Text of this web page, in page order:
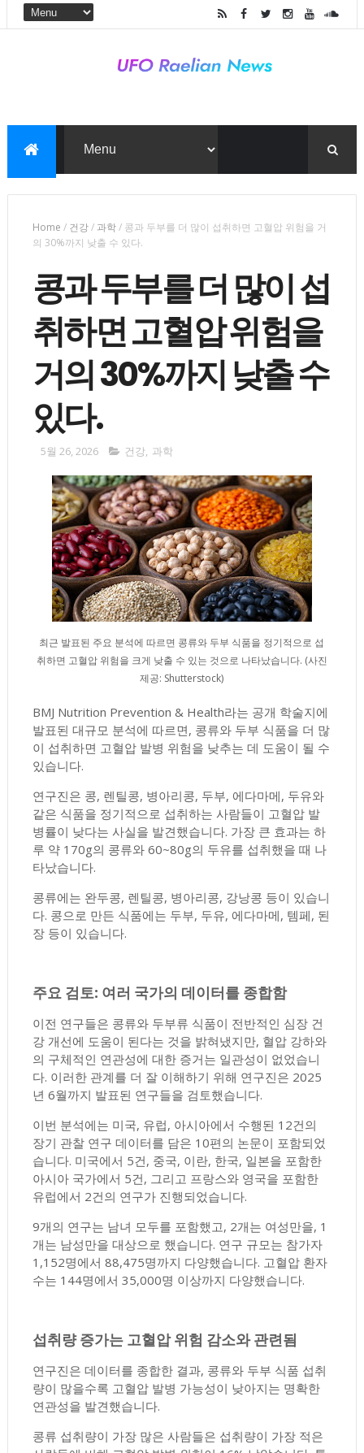
Home / 건강/ 과학/ 콩과 두부를 더 많이 섭취하면 고혈압 위험을 거
의 30%까지 낮출 수 있다.
콩과 두부를 더 많이 섭
취하면 고혈압 위험을
거의 30%까지 낮출 수
있다.
5월 26, 2026 건강, 과학
최근 발표된 주요 분석에 따르면 콩류와 두부 식품을 정기적으로 섭
취하면 고혈압 위험을 크게 낮출 수 있는 것으로 나타났습니다. (사진
제공: Shutterstock)
BMJ Nutrition Prevention & Health라는 공개 학술지에
발표된 대규모 분석에 따르면, 콩류와 두부 식품을 더 많
이 섭취하면 고혈압 발병 위험을 낮추는 데 도움이 될 수
있습니다.
연구진은 콩, 렌틸콩, 병아리콩, 두부, 에다마메, 두유와
같은 식품을 정기적으로 섭취하는 사람들이 고혈압 발
병률이 낮다는 사실을 발견했습니다. 가장 큰 효과는 하
루 약 170g의 콩류와 60~80g의 두유를 섭취했을 때 나
타났습니다.
콩류에는 완두콩, 렌틸콩, 병아리콩, 강낭콩 등이 있습니
다. 콩으로 만든 식품에는 두부, 두유, 에다마메, 템페, 된
장 등이 있습니다.
주요 검토: 여러 국가의 데이터를 종합함
이전 연구들은 콩류와 두부류 식품이 전반적인 심장 건
강 개선에 도움이 된다는 것을 밝혀냈지만, 혈압 강하와
의 구체적인 연관성에 대한 증거는 일관성이 없었습니
다. 이러한 관계를 더 잘 이해하기 위해 연구진은 2025
년 6월까지 발표된 연구들을 검토했습니다.
이번 분석에는 미국, 유럽, 아시아에서 수행된 12건의
장기 관찰 연구 데이터를 담은 10편의 논문이 포함되었
습니다. 미국에서 5건, 중국, 이란, 한국, 일본을 포함한
아시아 국가에서 5건, 그리고 프랑스와 영국을 포함한
유럽에서 2건의 연구가 진행되었습니다.
9개의 연구는 남녀 모두를 포함했고, 2개는 여성만을, 1
개는 남성만을 대상으로 했습니다. 연구 규모는 참가자
1,152명에서 88,475명까지 다양했습니다. 고혈압 환자
수는 144명에서 35,000명 이상까지 다양했습니다.
섭취량 증가는 고혈압 위험 감소와 관련됨
연구진은 데이터를 종합한 결과, 콩류와 두부 식품 섭취
량이 많을수록 고혈압 발병 가능성이 낮아지는 명확한
연관성을 발견했습니다.
콩류 섭취량이 가장 많은 사람들은 섭취량이 가장 적은